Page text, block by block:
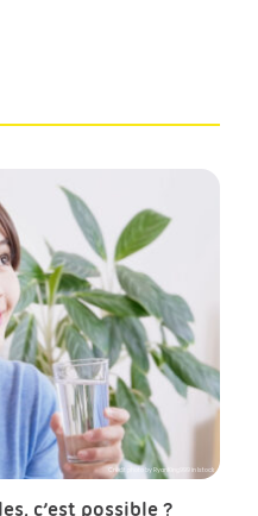
Crédit photo by RyanKing999 in Istock
c’est possible ?